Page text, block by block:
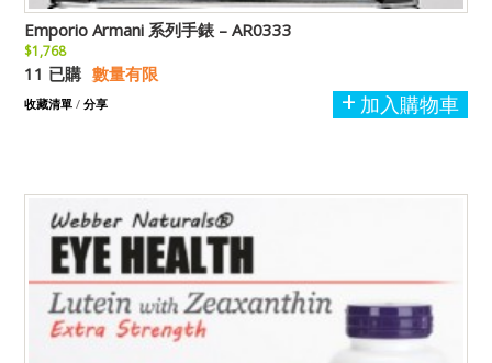
Emporio Armani 系列手錶 – AR0333
$1,768
11 已購 數量有限
加入購物車
收藏清單 / 分享